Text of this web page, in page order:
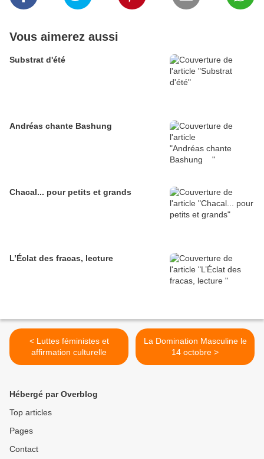
Vous aimerez aussi
Substrat d'été
Andréas chante Bashung
Chacal... pour petits et grands
L’Éclat des fracas, lecture
< Luttes féministes et
affirmation culturelle
La Domination Masculine le
14 octobre >
Hébergé par Overblog
Top articles
Pages
Contact